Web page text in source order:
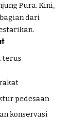
Pura. Kini,
dari
terus
pedesaan
konservasi